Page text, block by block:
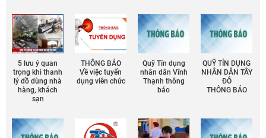
5 lưu ý quan
trọng khi thanh
lý đồ dùng nhà
hàng, khách
sạn
THÔNG BÁO
Về việc tuyển
dụng viên chức
Quỹ Tín dụng
nhân dân Vĩnh
Thạnh thông
báo
QUỸ TÍN DỤNG
NHÂN DÂN TÂY
ĐÔ
THÔNG BÁO